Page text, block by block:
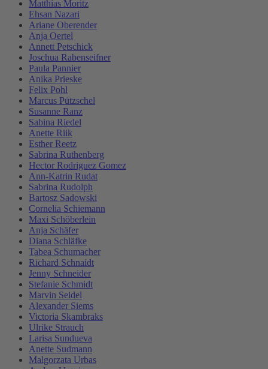
Matthias Moritz
Ehsan Nazari
Ariane Oberender
Anja Oertel
Annett Petschick
Joschua Rabenseifner
Paula Pannier
Anika Prieske
Felix Pohl
Marcus Pützschel
Susanne Ranz
Sabina Riedel
Anette Riik
Esther Reetz
Sabrina Ruthenberg
Hector Rodriguez Gomez
Ann-Katrin Rudat
Sabrina Rudolph
Bartosz Sadowski
Cornelia Schiemann
Maxi Schöberlein
Anja Schäfer
Diana Schläfke
Tabea Schumacher
Richard Schnaidt
Jenny Schneider
Stefanie Schmidt
Marvin Seidel
Alexander Siems
Victoria Skambraks
Ulrike Strauch
Larisa Sundueva
Anette Sudmann
Malgorzata Urbas